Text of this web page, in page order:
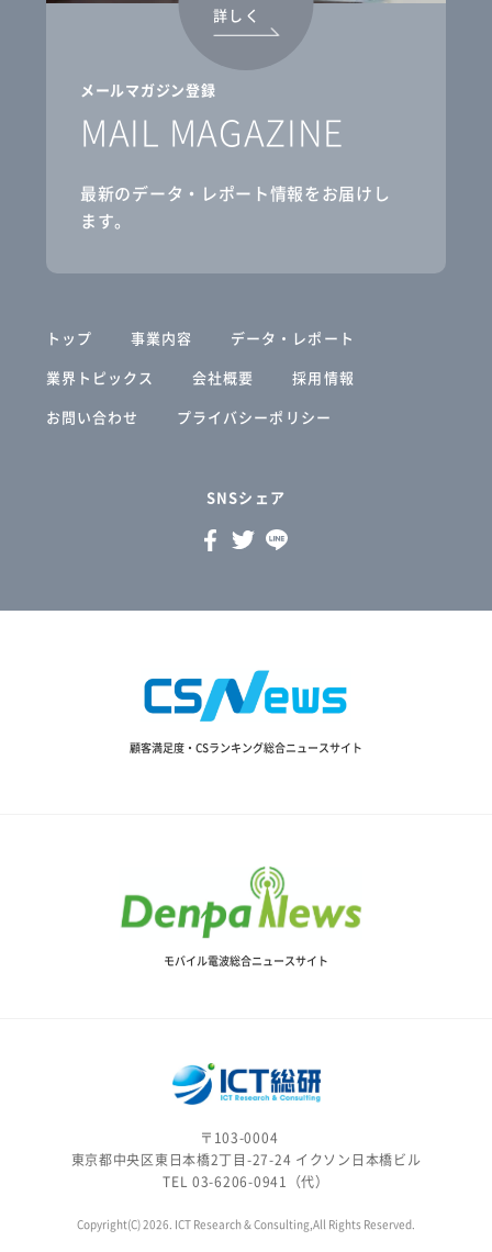
メールマガジン登録
MAIL MAGAZINE
最新のデータ・レポート情報をお届けし
ます。
詳しく
トップ 事業内容
データ・レポート
業界トピックス
会社概要
採用情報
お問い合わせ
プライバシーポリシー
SNSシェア
顧客満足度・CSランキング総合ニュースサイト
モバイル電波総合ニュースサイト
〒103-0004
東京都中央区東日本橋2丁目-27-24 イクソン日本橋ビル
TEL 03-6206-0941（代）
Copyright(C) 2026. ICT Research & Consulting,All Rights Reserved.